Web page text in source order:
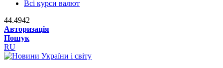
Всі курси валют
44.4942
Авторизація
Пошук
RU